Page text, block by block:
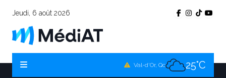
Jeudi, 6 août 2026
Val-d'Or, Qc 25°C